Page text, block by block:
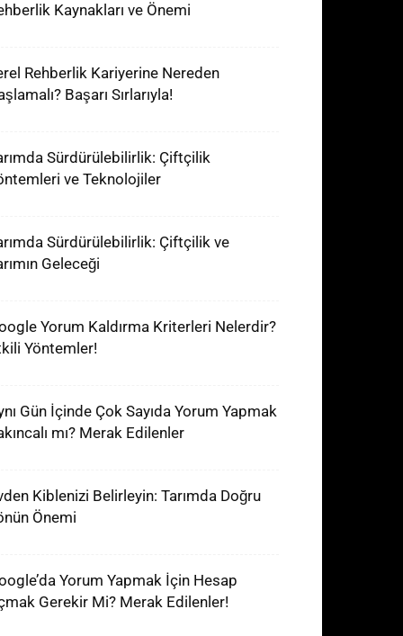
Kaynakları ve Önemi
Rehberlik Kariyerine Nereden
Başarı Sırlarıyla!
Sürdürülebilirlik: Çiftçilik
ve Teknolojiler
Sürdürülebilirlik: Çiftçilik ve
Geleceği
Yorum Kaldırma Kriterleri Nelerdir?
Yöntemler!
Gün İçinde Çok Sayıda Yorum Yapmak
mı? Merak Edilenler
Kiblenizi Belirleyin: Tarımda Doğru
Önemi
Yorum Yapmak İçin Hesap
Gerekir Mi? Merak Edilenler!